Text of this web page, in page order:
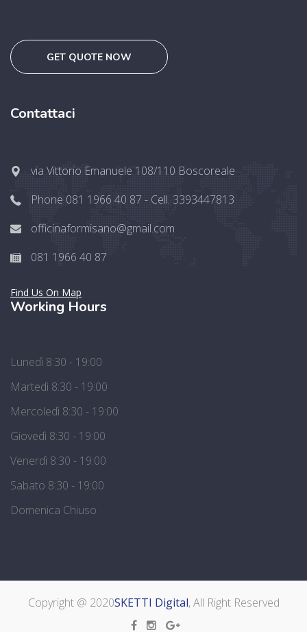
GET QUOTE NOW
Contattaci
via Vittorio Emanuele 108/110 Boscoreale
Phone 081 1966 40 87 - Cell. 3393447813
officinaformisano@gmail.com
081 1966 40 87
Find Us On Map
Working Hours
Lunedì 8:30 - 19:00
Martedì 8:30 - 19:00
Mercoledì 8:30 - 19:00
Giovedì 8:30 - 19:00
Venerdì 8:30 - 19:00
Sabato 8:30 - 19:00
Domenica Chiuso
Copyright @ 2020SKETTI Digital, All Right Reserved